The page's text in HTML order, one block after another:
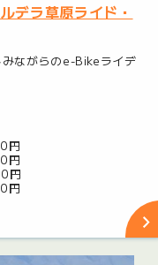
デラ草原ライド・
ながらのe-Bikeライデ
円
円
円
円